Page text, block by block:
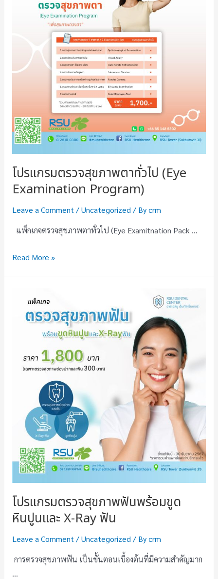
โปรแกรมตรวจสุขภาพตาทั่วไป (Eye
Examination Program)
Leave a Comment /Uncategorized/ Bycrm
แพ็กเกจตรวจสุขภาพตาทั่วไป (Eye Examitnation Pack …
Read More »
โปรแกรมตรวจสุขภาพฟันพร้อมขูด
หินปูนและ X-Ray ฟัน
Leave a Comment /Uncategorized / Bycrm
การตรวจสุขภาพฟัน เป็นขั้นตอนเบื้องต้นที่มีความสำคัญมาก
…